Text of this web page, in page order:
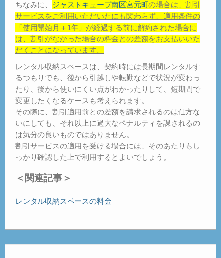
ちなみに、 ジャストキューブ南区宮元町の場合は、割引
サービスをご利用いただいたにも関わらず、適用条件の
「使用開始月＋1年」が経過する前に解約された場合に
は、割引がなかった場合の料金との差額をお支払いいた
だくことになっています。
レンタル収納スペースは、契約時には長期間レンタルす
るつもりでも、後から引越しや転勤などで状況が変わっ
たり、後から使いにくい点がわかったりして、短期間で
変更したくなるケースも考えられます。
その際に、割引適用前との差額を請求されるのは仕方な
いにしても、それ以上に過大なペナルティを課されるの
は気分の良いものではありません。
割引サービスの適用を受ける場合には、そのあたりもし
っかり確認した上で利用するとよいでしょう。
＜関連記事＞
レンタル収納スペースの料金